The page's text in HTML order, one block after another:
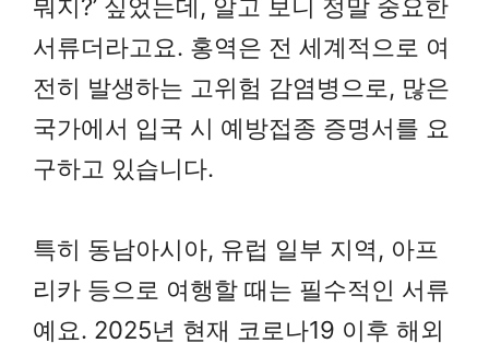
뭐지?’ 싶었는데, 알고 보니 정말 중요한
서류더라고요. 홍역은 전 세계적으로 여
전히 발생하는 고위험 감염병으로, 많은
국가에서 입국 시 예방접종 증명서를 요
구하고 있습니다.
특히 동남아시아, 유럽 일부 지역, 아프
리카 등으로 여행할 때는 필수적인 서류
예요. 2025년 현재 코로나19 이후 해외